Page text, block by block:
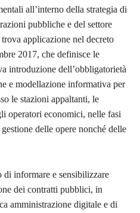
all’interno della strategia di
pubbliche e del settore
applicazione nel decreto
2017, che definisce le
introduzione dell’obbligatorietà
e modellazione informativa per
le stazioni appaltanti, le
operatori economici, nelle fasi
delle opere nonché delle
informare e sensibilizzare
dei contratti pubblici, in
amministrazione digitale e di